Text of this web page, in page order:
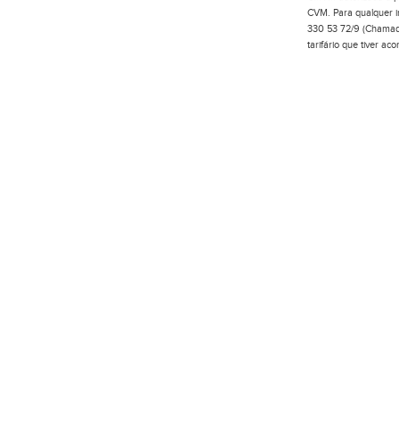
CVM. Para qualquer
330 53 72/9
tarifário que tiver